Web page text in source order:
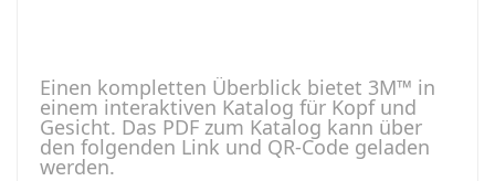
Einen kompletten Überblick bietet 3M™ in
einem interaktiven Katalog für Kopf und
Gesicht. Das PDF zum Katalog kann über
den folgenden Link und QR-Code geladen
werden.